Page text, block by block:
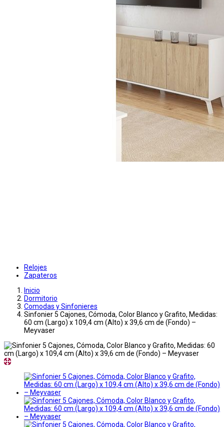
Relojes
Zapateros
Inicio
Dormitorio
Comodas y Sinfonieres
Sinfonier 5 Cajones, Cómoda, Color Blanco y Grafito, Medidas:
60 cm (Largo) x 109,4 cm (Alto) x 39,6 cm de (Fondo) –
Meyvaser